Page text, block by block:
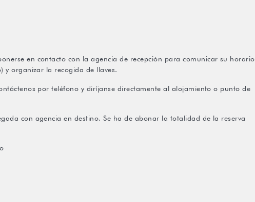
en contacto con la agencia de recepción para comunicar su horario
y organizar la recogida de llaves.
por teléfono y diríjanse directamente al alojamiento o punto de
con agencia en destino. Se ha de abonar la totalidad de la reserva